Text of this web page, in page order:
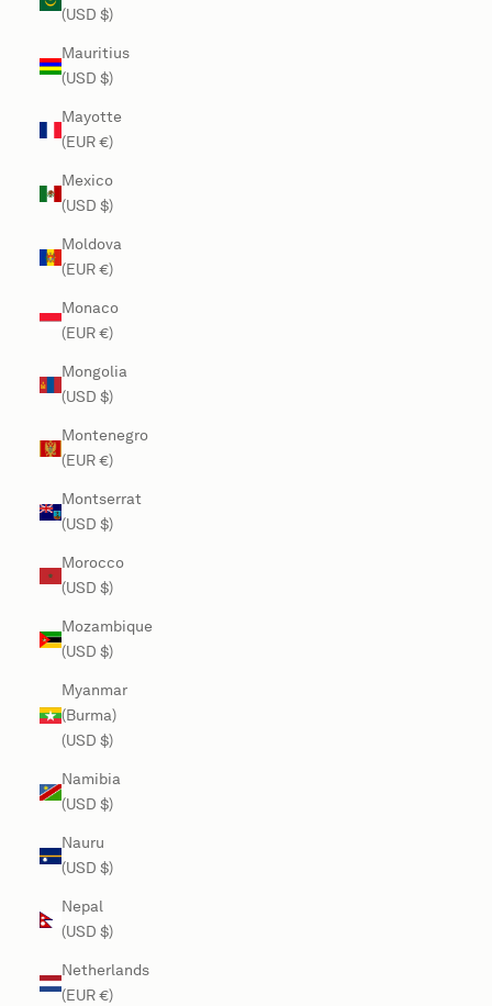
(USD $)
Mauritius
(USD $)
Mayotte
(EUR €)
Mexico
(USD $)
Moldova
(EUR €)
Monaco
(EUR €)
Mongolia
(USD $)
Montenegro
(EUR €)
Montserrat
(USD $)
Morocco
(USD $)
Mozambique
(USD $)
Myanmar
(Burma)
(USD $)
Namibia
(USD $)
Nauru
(USD $)
Nepal
(USD $)
Netherlands
(EUR €)